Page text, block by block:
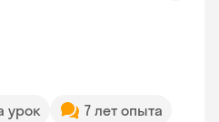
урок
7 лет опыта